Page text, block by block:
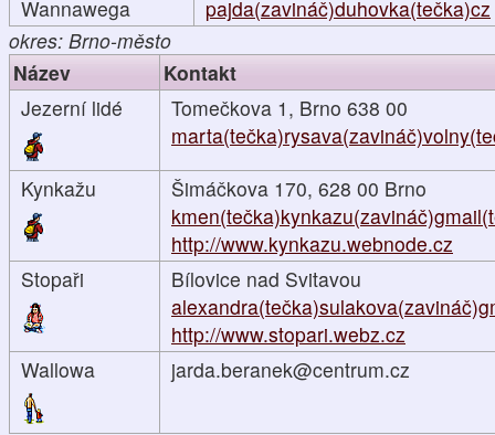
Wannawega
pajda(zavináč)duhovka(tečka)cz
okres: Brno-město
Název
Kontakt
Jezerní lidé
Tomečkova 1, Brno 638 00
Kynkažu
Šimáčkova 170, 628 00 Brno
http://www.kynkazu.webnode.cz
Stopaři
Bílovice nad Svitavou
http://www.stopari.webz.cz
Wallowa
jarda.beranek@centrum.cz